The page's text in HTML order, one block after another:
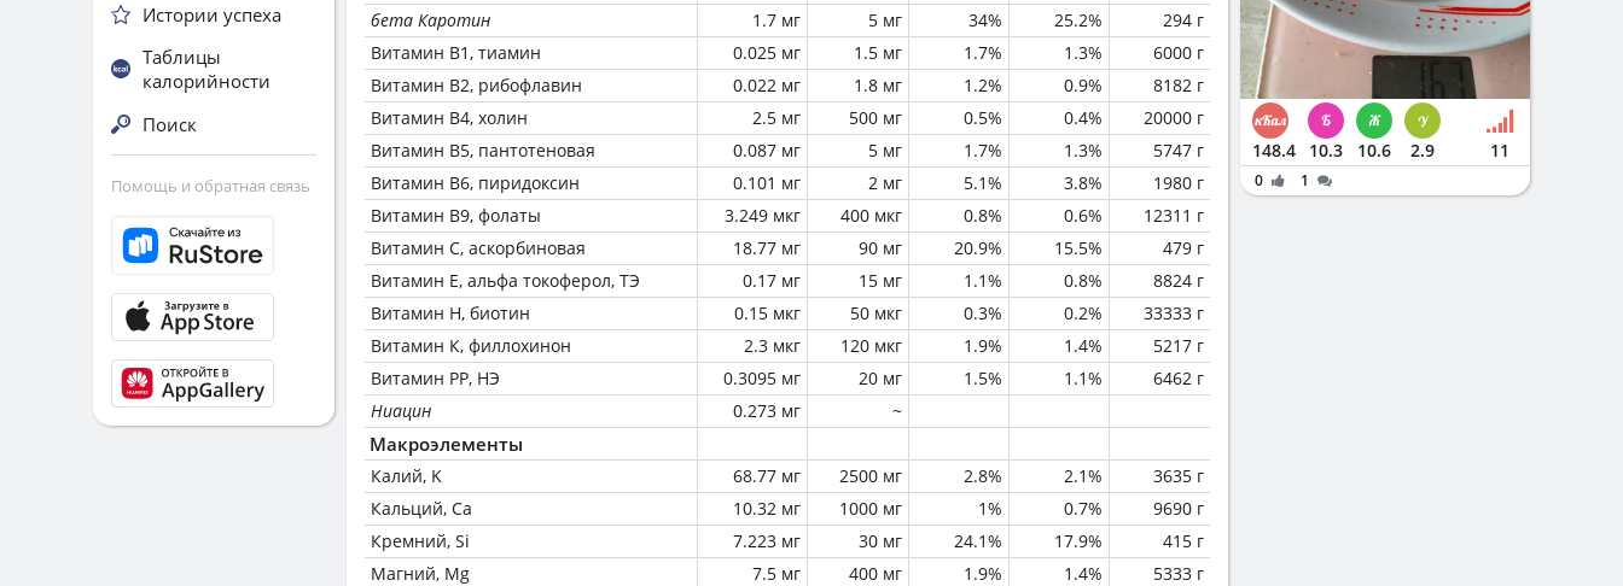
бета Каротин
1.7 мг 5 мг 34% 25.2%
294 г
Витамин В1, тиамин
0.025 мг 1.5 мг 1.7% 1.3%
6000 г
Витамин В2, рибофлавин
0.022 мг 1.8 мг 1.2% 0.9%
8182 г
Витамин В4, холин
2.5 мг 500 мг 0.5% 0.4%
20000 г
Витамин В5, пантотеновая
0.087 мг 5 мг 1.7% 1.3%
5747 г
Витамин В6, пиридоксин
0.101 мг 2 мг 5.1% 3.8%
1980 г
Витамин В9, фолаты
3.249 мкг 400 мкг 0.8% 0.6%
12311 г
Витамин C, аскорбиновая
18.77 мг 90 мг 20.9% 15.5%
479 г
Витамин Е, альфа токоферол, ТЭ
0.17 мг 15 мг 1.1% 0.8%
8824 г
Витамин Н, биотин
0.15 мкг 50 мкг 0.3% 0.2%
33333 г
Витамин К, филлохинон
2.3 мкг 120 мкг 1.9% 1.4%
5217 г
Витамин РР, НЭ
0.3095 мг 20 мг 1.5% 1.1%
6462 г
Ниацин
0.273 мг ~
Макроэлементы
Калий, K 68.77 мг 2500 мг 2.8% 2.1%
3635 г
Кальций, Ca
10.32 мг 1000 мг 1% 0.7%
9690 г
Кремний, Si
7.223 мг 30 мг 24.1% 17.9%
415 г
Магний, Mg
7.5 мг 400 мг 1.9% 1.4%
5333 г
Истории успеха
Таблицы
калорийности
Поиск
Помощь и обратная связь
148.4 10.3 10.6 2.9 11
0 1